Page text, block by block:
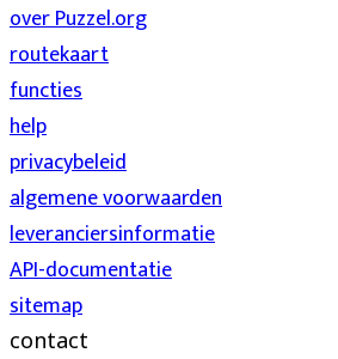
over Puzzel.org
routekaart
functies
help
privacybeleid
algemene voorwaarden
leveranciersinformatie
API-documentatie
sitemap
contact